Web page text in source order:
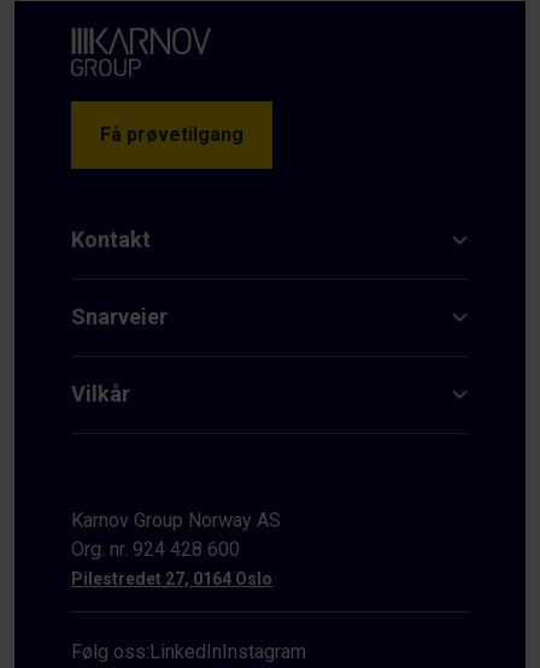
Få prøvetilgang
Kontakt
Snarveier
Vilkår
Karnov Group Norway AS
Org. nr. 924 428 600
Pilestredet 27, 0164 Oslo
Følg oss:LinkedInInstagram